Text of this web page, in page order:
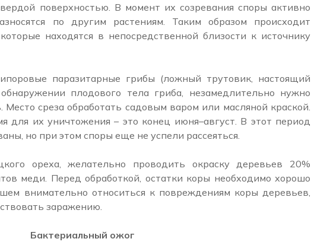
поверхностью. В момент их созревания споры активно
по другим растениям. Таким образом происходит
находятся в непосредственной близости к источнику
паразитарные грибы (ложный трутовик, настоящий
плодового тела гриба, незамедлительно нужно
Место среза обработать садовым варом или масляной краской.
для их уничтожения – это конец июня–август. В этот период
но при этом споры еще не успели рассеяться.
ореха, желательно проводить окраску деревьев 20%
меди. Перед обработкой, остатки коры необходимо хорошо
внимательно относиться к повреждениям коры деревьев,
заражению.
Бактериальный ожог